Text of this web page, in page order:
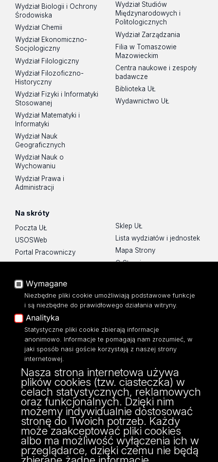
Wydział Biologii i Ochrony
Środowiska
Wydział Chemii
Wydział Ekonomiczno-
Socjologiczny
Wydział Filologiczny
Wydział Filozoficzno-
Historyczny
Wydział Fizyki i Informatyki
Stosowanej
Wydział Matematyki i
Informatyki
Wydział Nauk
Geograficznych
Wydział Nauk o
Wychowaniu
Wydział Prawa i
Administracji
Wydział Studiów
Międzynarodowych i
Politologicznych
Wydział Zarządzania
Filia w Tomaszowie
Mazowieckim
Centra naukowe i zespoły
badawcze
Biblioteka UŁ
Wydawnictwo UŁ
Na skróty
Poczta UŁ
USOSWeb
Portal Pracowniczy
Baza Aktów Własnych
Moodle
Eksperci UŁ
Polityka Prywatności
Dostępność
Sklep UŁ
Lista wydziałów i jednostek
Mapa Strony
O Stronie
ul. Narutowicza 68, 90-136 Łódź
NIP: 724 000 32 43
Adres do doręczeń elektronicznych (ADE):
AE:PL-74796-17640-IHHIV-17
KONTAKT
Wymagane
Niezbędne pliki cookie umożliwiają podstawowe funkcje
i są niezbędne do prawidłowego działania witryny.
Analityka
Statystyczne pliki cookie zbierają informacje
anonimowo. Informacje te pomagają nam zrozumieć, w
jaki sposób nasi goście korzystają z naszej strony
internetowej.
Nasza strona internetowa używa
plików cookies (tzw. ciasteczka) w
celach statystycznych, reklamowych
oraz funkcjonalnych. Dzięki nim
możemy indywidualnie dostosować
stronę do Twoich potrzeb. Każdy
może zaakceptować pliki cookies
albo ma możliwość wyłączenia ich w
przeglądarce, dzięki czemu nie będą